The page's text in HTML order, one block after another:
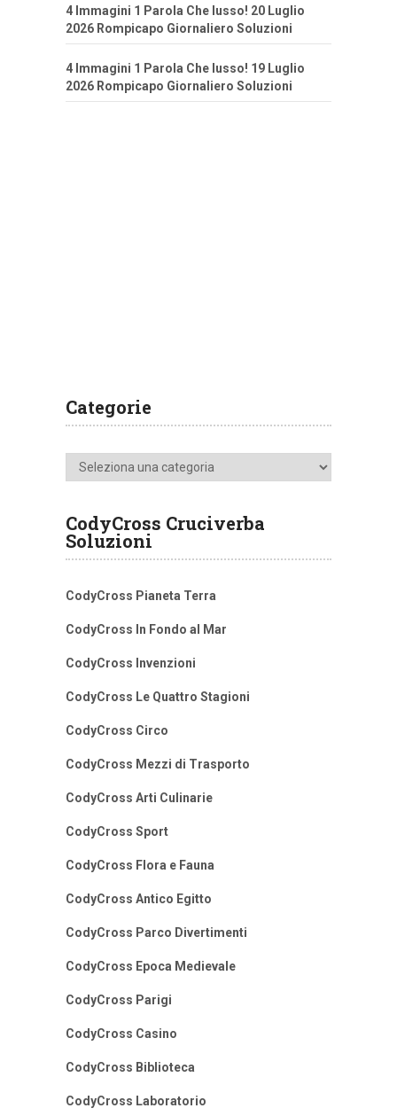
4 Immagini 1 Parola Che lusso! 20 Luglio
2026 Rompicapo Giornaliero Soluzioni
4 Immagini 1 Parola Che lusso! 19 Luglio
2026 Rompicapo Giornaliero Soluzioni
Categorie
Categorie
CodyCross Cruciverba
Soluzioni
CodyCross Pianeta Terra
CodyCross In Fondo al Mar
CodyCross Invenzioni
CodyCross Le Quattro Stagioni
CodyCross Circo
CodyCross Mezzi di Trasporto
CodyCross Arti Culinarie
CodyCross Sport
CodyCross Flora e Fauna
CodyCross Antico Egitto
CodyCross Parco Divertimenti
CodyCross Epoca Medievale
CodyCross Parigi
CodyCross Casino
CodyCross Biblioteca
CodyCross Laboratorio